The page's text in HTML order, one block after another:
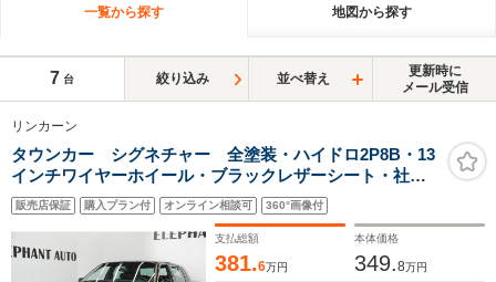
一覧から探す 地図から探す
7 台 絞り込み 並べ替え
更新時に
メール受信
リンカーン
タウンカー シグネチャー 全塗装・ハイドロ2P8B・13
インチワイヤーホイール・ブラックレザーシート・社外7
インチナビ・オートエアコン・パワーシート・ETC・フ
ロアマット・コラムシフト・パワステ・パワーウィンド
販売店保証 購入プラン付 オンライン相談可 360°画像付
支払総額
381.6万円
本体価格
349.8万円